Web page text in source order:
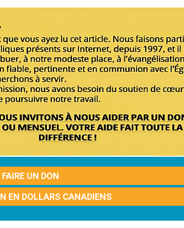
FAIRE UN DON
EN DOLLARS CANADIENS